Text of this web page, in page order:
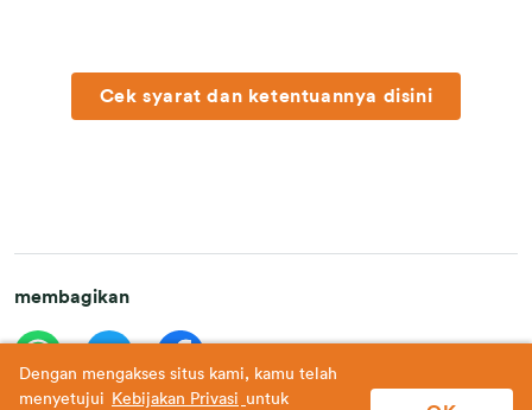
Cek syarat dan ketentuannya disini
membagikan
Dengan mengakses situs kami, kamu telah
menyetujui
Kebijakan Privasi untuk